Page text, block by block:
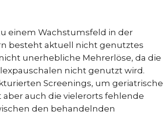
einem Wachstumsfeld in der
besteht aktuell nicht genutztes
unerhebliche Mehrerlöse, da die
nicht genutzt wird.
Screenings, um geriatrische
auch die vielerorts fehlende
den behandelnden